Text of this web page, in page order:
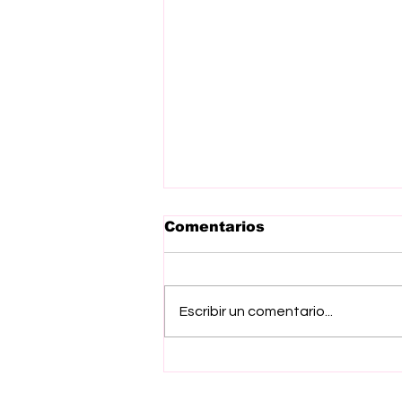
Comentarios
Escribir un comentario...